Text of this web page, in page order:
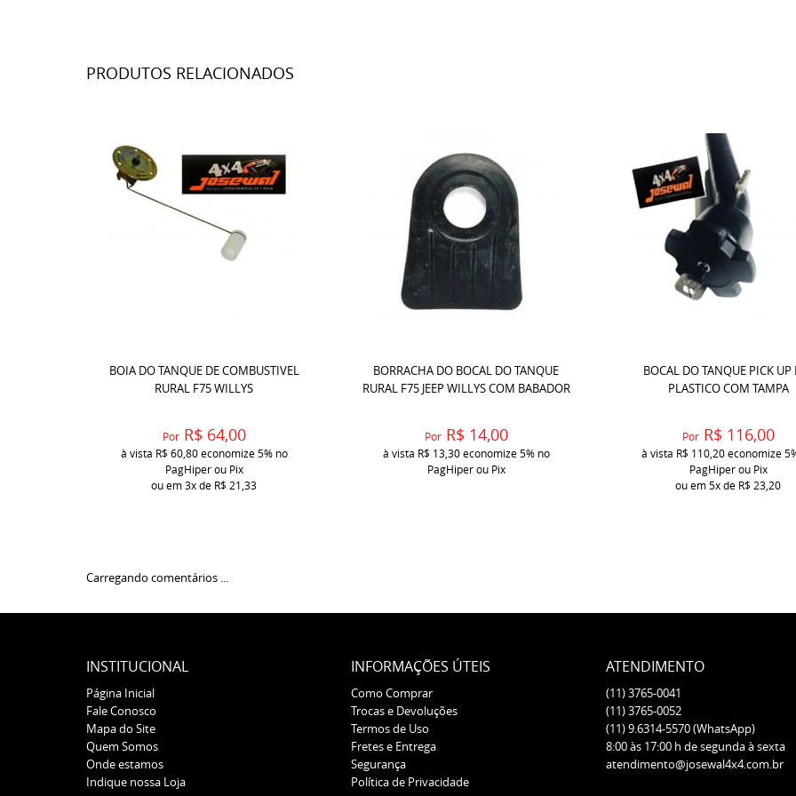
PRODUTOS RELACIONADOS
BOIA DO TANQUE DE COMBUSTIVEL
RURAL F75 WILLYS
Por R$ 64,00
à vista R$ 60,80economize5% no
PagHiper ou Pix
ou em3xde R$ 21,33
BORRACHA DO BOCAL DO TANQUE
RURAL F75 JEEP WILLYS COM BABADOR
Por R$ 14,00
à vista R$ 13,30economize5% no
PagHiper ou Pix
BOCAL DO TANQUE PICK UP
PLASTICO COM TAMPA
Por R$ 116,00
à vista R$ 110,20economize
PagHiper ou Pix
ou em5xde R$ 23,20
Carregando comentários ...
INSTITUCIONAL
Página Inicial
Fale Conosco
Mapa do Site
Quem Somos
Onde estamos
Indique nossa Loja
INFORMAÇÕES ÚTEIS
Como Comprar
Trocas e Devoluções
Termos de Uso
Fretes e Entrega
Segurança
Política de Privacidade
ATENDIMENTO
(11)3765-0041
(11)3765-0052
(11)9.6314-5570(WhatsApp)
8:00 às 17:00 h de segunda à sexta
atendimento@josewal4x4.com.br